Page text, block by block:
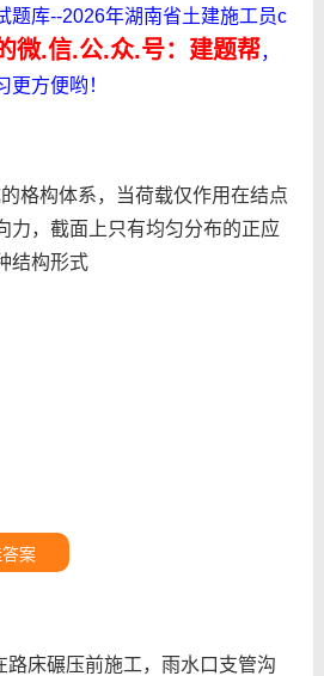
题库--2026年湖南省土建施工员c
微.信.公.众.号：建题帮，
方便哟！
格构体系，当荷载仅作用在结点
力，截面上只有均匀分布的正应
结构形式
案
路床碾压前施工，雨水口支管沟